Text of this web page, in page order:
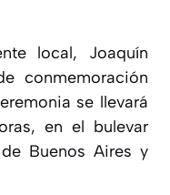
local, Joaquín
conmemoración
se llevará
en el bulevar
Buenos Aires y